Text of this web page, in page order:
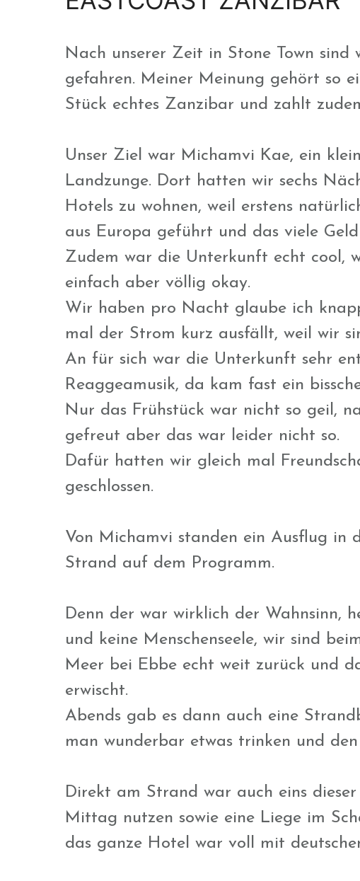
Nach unserer Zeit in Stone Town
gefahren. Meiner Meinung gehört so
Stück echtes Zanzibar und zahlt
Unser Ziel war Michamvi Kae, ein
Landzunge. Dort hatten wir sechs
Hotels zu wohnen, weil erstens
aus Europa geführt und das viele
Zudem war die Unterkunft echt cool,
einfach aber völlig okay.
Wir haben pro Nacht glaube ich
mal der Strom kurz ausfällt, weil wir
An für sich war die Unterkunft sehr
Reaggeamusik, da kam fast ein
Nur das Frühstück war nicht so geil,
gefreut aber das war leider nicht so.
Dafür hatten wir gleich mal
geschlossen.
Von Michamvi standen ein Ausflug in
Strand auf dem Programm.
Denn der war wirklich der Wahnsinn,
und keine Menschenseele, wir sind
Meer bei Ebbe echt weit zurück und
erwischt.
Abends gab es dann auch eine
man wunderbar etwas trinken und
Direkt am Strand war auch eins
Mittag nutzen sowie eine Liege im
das ganze Hotel war voll mit